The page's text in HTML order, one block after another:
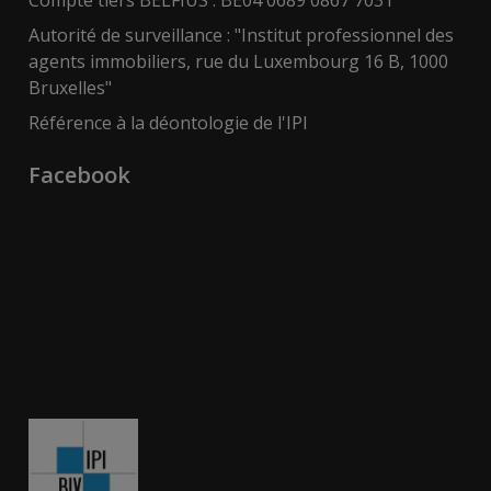
Autorité de surveillance : "Institut professionnel des
agents immobiliers, rue du Luxembourg 16 B, 1000
Bruxelles"
Référence à la déontologie de l'IPI
Facebook